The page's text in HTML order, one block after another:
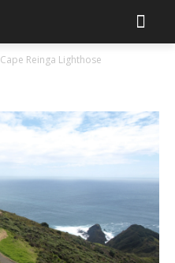
Cape Reinga Lighthose